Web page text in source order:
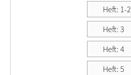
Heft: 1-2
Heft: 3
Heft: 4
Heft: 5